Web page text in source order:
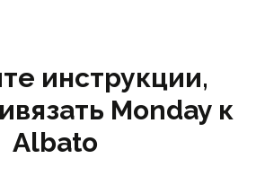
инструкции,
Monday к
Albato